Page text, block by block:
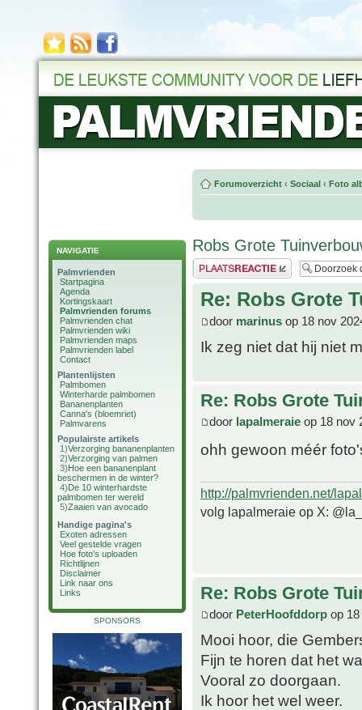
NAVIGATIE
Palmvrienden
Startpagina
Agenda
Kortingskaart
Palmvrienden forums
Palmvrienden chat
Palmvrienden wiki
Palmvrienden maps
Palmvrienden label
Contact
Plantenlijsten
Palmbomen
Winterharde palmbomen
Bananenplanten
Canna's (bloemriet)
Palmvarens
Populairste artikels
1)Verzorging bananenplanten
2)Verzorging van palmen
3)Hoe een bananenplant
beschermen in de winter?
4)De 10 winterhardste
palmbomen ter wereld
5)Zaaien van avocado
Handige pagina's
Exoten adressen
Veel gestelde vragen
Hoe foto's uploaden
Richtlijnen
Disclaimer
Link naar ons
Links
SPONSORS
Forumoverzicht ‹ Sociaal ‹ Foto
Robs Grote
Plaats een reactie
Re: Robs Grote
door marinus op 18 nov
Ik zeg niet dat hij niet
Re: Robs Grote
door lapalmeraie op 18 nov
ohh gewoon méér
http://palmvrienden.net/
volg lapalmeraie op X:
Re: Robs Grote
door PeterHoofddorp op
Mooi hoor, die
Fijn te horen dat het
Vooral zo doorgaan.
Ik hoor het wel weer.